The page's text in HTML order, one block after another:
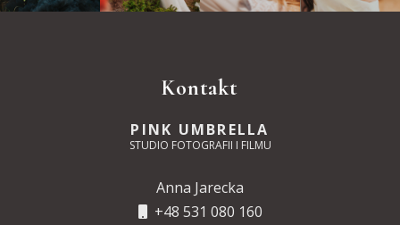
Kontakt
PINK UMBRELLA
STUDIO FOTOGRAFII I FILMU
Anna Jarecka
+48 531 080 160